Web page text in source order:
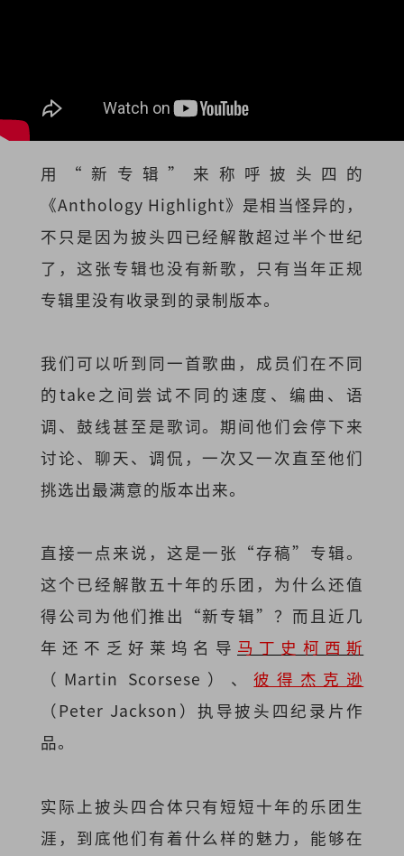
用“新专辑”来称呼披头四的
《Anthology Highlight》是相当怪异的，
不只是因为披头四已经解散超过半个世纪
了，这张专辑也没有新歌，只有当年正规
专辑里没有收录到的录制版本。
我们可以听到同一首歌曲，成员们在不同
的take之间尝试不同的速度、编曲、语
调、鼓线甚至是歌词。期间他们会停下来
讨论、聊天、调侃，一次又一次直至他们
挑选出最满意的版本出来。
直接一点来说，这是一张“存稿”专辑。
这个已经解散五十年的乐团，为什么还值
得公司为他们推出“新专辑”？而且近几
年还不乏好莱坞名导 马丁史柯西斯
（Martin Scorsese）、彼得杰克逊
（Peter Jackson）执导披头四纪录片作
品。
实际上披头四合体只有短短十年的乐团生
涯，到底他们有着什么样的魅力，能够在